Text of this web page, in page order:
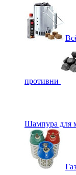
противни
Шампура для